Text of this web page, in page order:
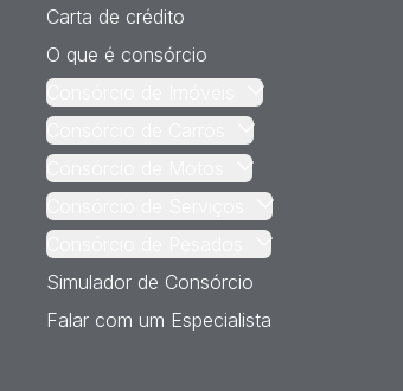
Carta de crédito
O que é consórcio
Simulador de Consórcio
Falar com um Especialista